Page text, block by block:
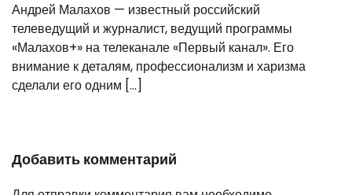
Андрей Малахов — известный российский
телеведущий и журналист, ведущий программы
«Малахов+» на телеканале «Первый канал». Его
внимание к деталям, профессионализм и харизма
сделали его одним […]
Добавить комментарий